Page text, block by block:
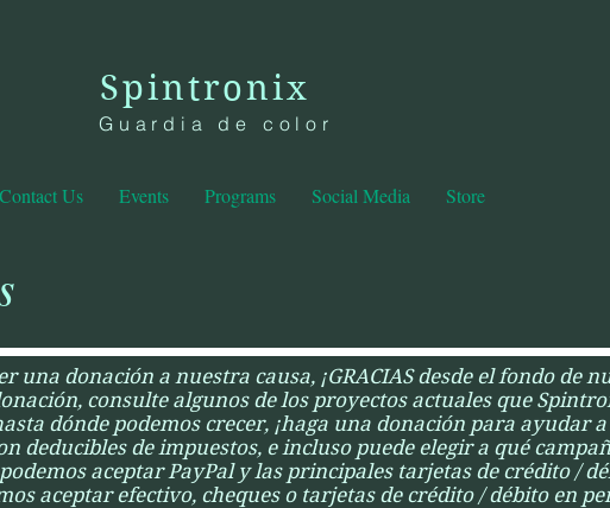
Spintronix
Guardia de color
Contact Us Events Programs Social Media Store
una donación a nuestra causa, ¡GRACIAS desde el fondo de
consulte algunos de los proyectos actuales que
dónde podemos crecer, ¡haga una donación para ayudar
deducibles de impuestos, e incluso puede elegir a qué
aceptar PayPal y las principales tarjetas de crédito /
aceptar efectivo, cheques o tarjetas de crédito / débito en